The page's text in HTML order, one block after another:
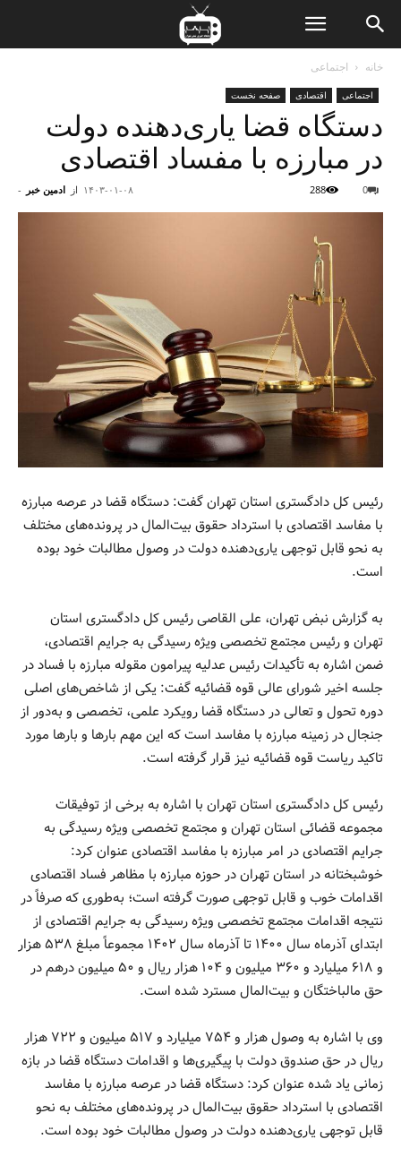
خانه اجتماعی
اجتماعی اقتصادی صفحه نخست
دستگاه قضا یاری‌دهنده دولت
در مبارزه با مفساد اقتصادی
از ادمین خبر - ۱۴۰۳-۰۱-۰۸ 0
288
رئیس کل دادگستری استان تهران گفت: دستگاه قضا در عرصه مبارزه
با مفاسد اقتصادی با استرداد حقوق بیت‌المال در پرونده‌های مختلف
به نحو قابل توجهی یاری‌دهنده دولت در وصول مطالبات خود بوده
است.
به گزارش نبض تهران، علی القاصی رئیس کل دادگستری استان
تهران و رئیس مجتمع تخصصی ویژه رسیدگی به جرایم اقتصادی،
ضمن اشاره به تأکیدات رئیس عدلیه پیرامون مقوله مبارزه با فساد در
جلسه اخیر شورای عالی قوه قضائیه گفت: یکی از شاخص‌های اصلی
دوره تحول و تعالی در دستگاه قضا رویکرد علمی، تخصصی و به‌دور از
جنجال در زمینه مبارزه با مفاسد است که این مهم بارها و بارها مورد
تاکید ریاست قوه قضائیه نیز قرار گرفته است.
رئیس کل دادگستری استان تهران با اشاره به برخی از توفیقات
مجموعه قضائی استان تهران و مجتمع تخصصی ویژه رسیدگی به
جرایم اقتصادی در امر مبارزه با مفاسد اقتصادی عنوان کرد:
خوشبختانه در استان تهران در حوزه مبارزه با مظاهر فساد اقتصادی
اقدامات خوب و قابل توجهی صورت گرفته است؛ به‌طوری که صرفاً در
نتیجه اقدامات مجتمع تخصصی ویژه رسیدگی به جرایم اقتصادی از
ابتدای آذرماه سال ۱۴۰۰ تا آذرماه سال ۱۴۰۲ مجموعاً مبلغ ۵۳۸ هزار
و ۶۱۸ میلیارد و ۳۶۰ میلیون و ۱۰۴ هزار ریال و ۵۰ میلیون درهم در
حق مالباختگان و بیت‌المال مسترد شده است.
وی با اشاره به وصول هزار و ۷۵۴ میلیارد و ۵۱۷ میلیون و ۷۲۲ هزار
ریال در حق صندوق دولت با پیگیری‌ها و اقدامات دستگاه قضا در بازه
زمانی یاد شده عنوان کرد: دستگاه قضا در عرصه مبارزه با مفاسد
اقتصادی با استرداد حقوق بیت‌المال در پرونده‌های مختلف به نحو
قابل توجهی یاری‌دهنده دولت در وصول مطالبات خود بوده است.